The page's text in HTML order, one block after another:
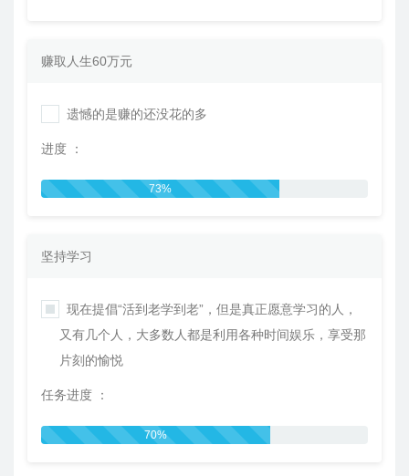
赚取人生60万元
遗憾的是赚的还没花的多
进度 ：
73%
坚持学习
现在提倡“活到老学到老”，但是真正愿意学习的人，
又有几个人，大多数人都是利用各种时间娱乐，享受那
片刻的愉悦
任务进度 ：
70%